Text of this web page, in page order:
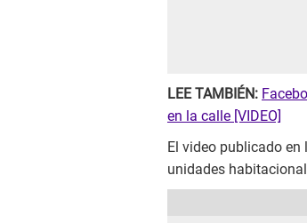
LEE TAMBIÉN:
en la calle [VIDEO]
El video publicado
unidades